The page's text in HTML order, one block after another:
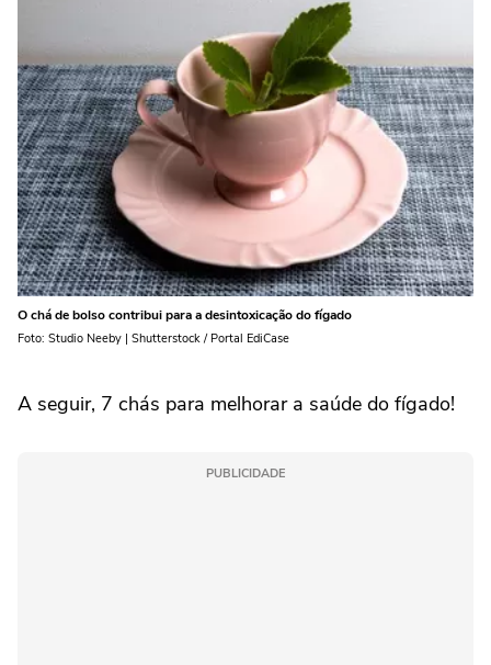
O chá de bolso contribui para a desintoxicação do fígado
Foto: Studio Neeby | Shutterstock / Portal EdiCase
A seguir, 7 chás para melhorar a saúde do fígado!
PUBLICIDADE